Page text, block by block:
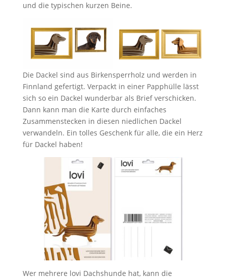
und die typischen kurzen Beine.
Die Dackel sind aus Birkensperrholz und werden in
Finnland gefertigt. Verpackt in einer Papphülle lässt
sich so ein Dackel wunderbar als Brief verschicken.
Dann kann man die Karte durch einfaches
Zusammenstecken in diesen niedlichen Dackel
verwandeln. Ein tolles Geschenk für alle, die ein Herz
für Dackel haben!
Wer mehrere lovi Dachshunde hat, kann die